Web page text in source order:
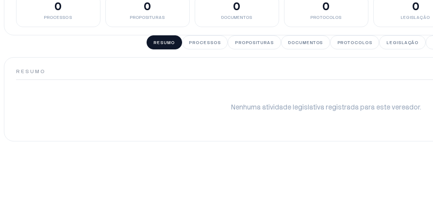
0
PROCESSOS
0
PROPOSITURAS
0
DOCUMENTOS
0
PROTOCOLOS
0
LEGISLAÇÃO
RESUMO PROCESSOS PROPOSITURAS DOCUMENTOS PROTOCOLOS LEGISLAÇÃO
RESUMO
Nenhuma atividade legislativa registrada para este vereador.